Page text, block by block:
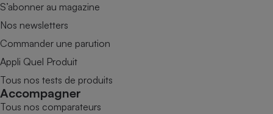
S’abonner au magazine
Nos newsletters
Commander une parution
Appli Quel Produit
Tous nos tests de produits
Accompagner
Tous nos comparateurs